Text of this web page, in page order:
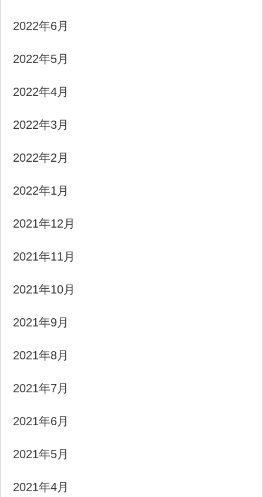
2022年6月
2022年5月
2022年4月
2022年3月
2022年2月
2022年1月
2021年12月
2021年11月
2021年10月
2021年9月
2021年8月
2021年7月
2021年6月
2021年5月
2021年4月